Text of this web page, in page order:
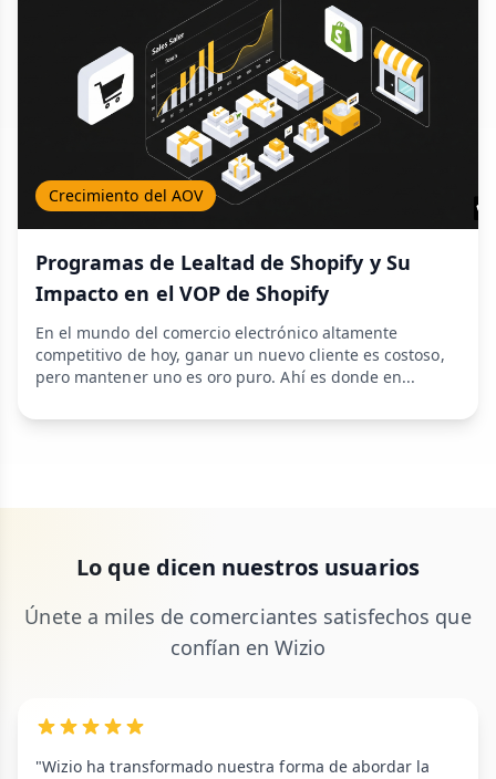
Crecimiento del AOV
Programas de Lealtad de Shopify y Su
Impacto en el VOP de Shopify
En el mundo del comercio electrónico altamente
competitivo de hoy, ganar un nuevo cliente es costoso,
pero mantener uno es oro puro. Ahí es donde en...
Lo que dicen nuestros usuarios
Únete a miles de comerciantes satisfechos que
confían en Wizio
"Wizio ha transformado nuestra forma de abordar la